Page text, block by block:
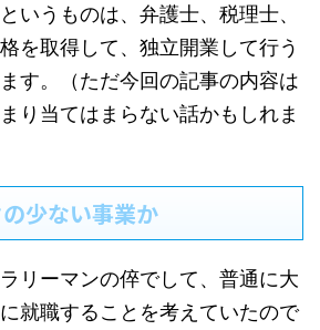
いうものは、弁護士、税理士、
を取得して、独立開業して行う
す。（ただ今回の記事の内容は
り当てはまらない話かもしれま
少ない事業か
リーマンの倅でして、普通に大
就職することを考えていたので